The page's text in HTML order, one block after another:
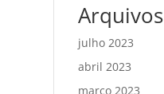
Arquivos
julho 2023
abril 2023
março 2023